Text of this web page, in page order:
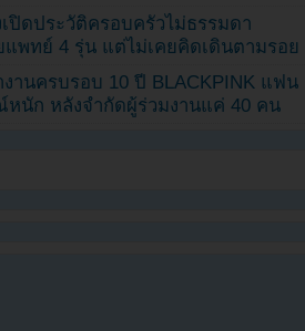
เปิดประวัติครอบครัวไม่ธรรมดา
แพทย์ 4 รุ่น แต่ไม่เคยคิดเดินตามรอย
งานครบรอบ 10 ปี BLACKPINK แฟน
หนัก หลังจำกัดผู้ร่วมงานแค่ 40 คน